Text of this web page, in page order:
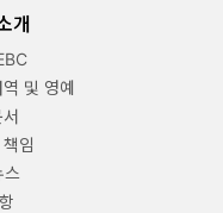
개
및 영예
임
스